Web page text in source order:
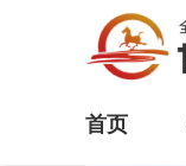
首页